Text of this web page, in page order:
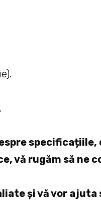
vă rugăm să ne
și vă vor ajuta